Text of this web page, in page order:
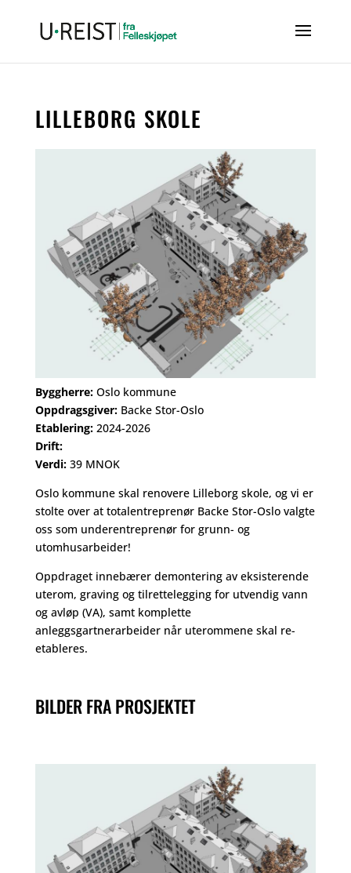
LILLEBORG SKOLE
Byggherre:Oslo kommune
Oppdragsgiver:Backe Stor-Oslo
Etablering:2024-2026
Drift:
Verdi: 39 MNOK
Oslo kommune skal renovere Lilleborg skole, og vi er
stolte over at totalentreprenør Backe Stor-Oslo valgte
oss som underentreprenør for grunn- og
utomhusarbeider!
Oppdraget innebærer demontering av eksisterende
uterom, graving og tilrettelegging for utvendig vann
og avløp (VA), samt komplette
anleggsgartnerarbeider når uterommene skal re-
etableres.
BILDER FRA PROSJEKTET